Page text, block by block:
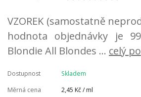
VZOREK (samostatně
hodnota objednávky je
Blondie All Blondes ... celý
Dostupnost
Skladem
Měrná cena
2,45 Kč / ml